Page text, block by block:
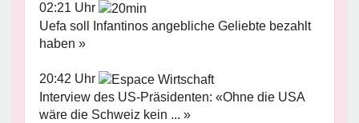
02:21 Uhr
Uefa soll Infantinos angebliche Geliebte bezahlt
haben »
20:42 Uhr
Interview des US-Präsidenten: «Ohne die USA
wäre die Schweiz kein ... »